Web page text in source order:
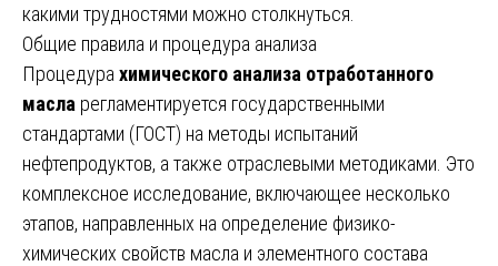
какими трудностями можно столкнуться.
Общие правила и процедура анализа
Процедура химического анализа отработанного
масла регламентируется государственными
стандартами (ГОСТ) на методы испытаний
нефтепродуктов, а также отраслевыми методиками. Это
комплексное исследование, включающее несколько
этапов, направленных на определение физико-
химических свойств масла и элементного состава